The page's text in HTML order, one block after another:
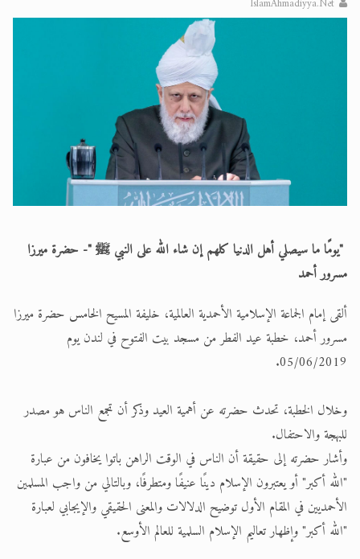
الحجّ.. دلالات، حِكم، وأهداف >> المزيد
اقرأ هذا المقال في أهمية عيد
IslamAhmadiyya.Net
"يومًا ما سيصلي أهل الدنيا كلهم إن شاء الله على النبي ﷺ "- حضرة ميرزا
مسرور أحمد
ألقى إمام الجماعة الإسلامية الأحمدية العالمية، خليفة المسيح الخامس حضرة ميرزا
مسرور أحمد، خطبة عيد الفطر من مسجد بيت الفتوح في لندن يوم
05/06/2019.
وخلال الخطبة، تحدث حضرته عن أهمية العيد وذكر أن تجمع الناس هو مصدر
للبهجة والاحتفال.
وأشار حضرته إلى حقيقة أن الناس في الوقت الراهن باتوا يخافون من عبارة
"الله أكبر" أو يعتبرون الإسلام دينًا عنيفًا ومتطرفًا، وبالتالي من واجب المسلمين
الأحمديين في المقام الأول توضيح الدلالات والمعنى الحقيقي والإيجابي لعبارة
"الله أكبر" وإظهار تعاليم الإسلام السلمية للعالم الأوسع.